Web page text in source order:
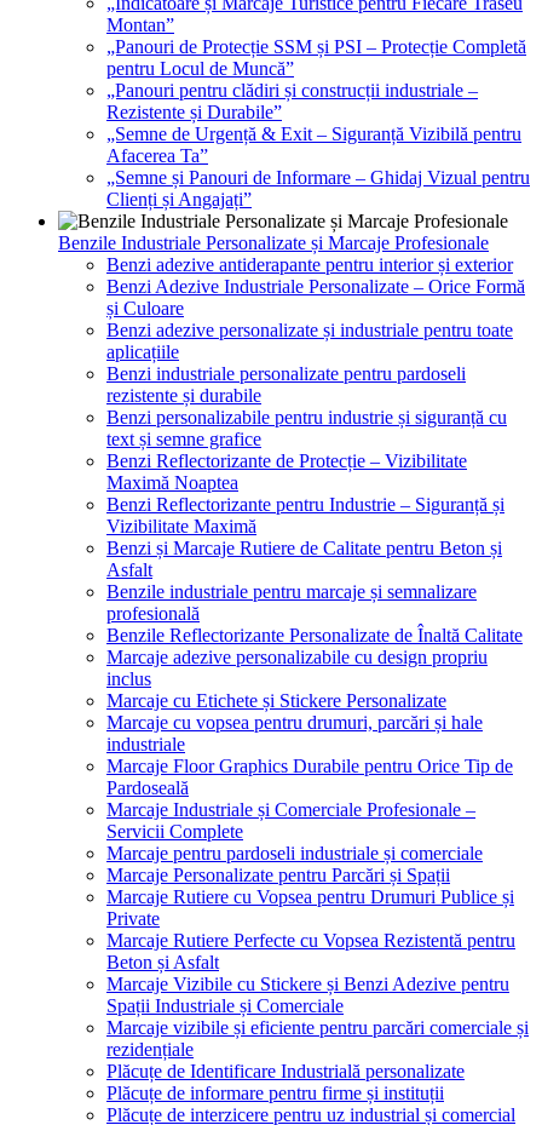
Montan”
„Panouri de Protecție SSM și PSI – Protecție Completă
pentru Locul de Muncă”
„Panouri pentru clădiri și construcții industriale –
Rezistente și Durabile”
„Semne de Urgență & Exit – Siguranță Vizibilă pentru
Afacerea Ta”
„Semne și Panouri de Informare – Ghidaj Vizual pentru
Clienți și Angajați”
Benzile Industriale Personalizate și Marcaje Profesionale
Benzi adezive antiderapante pentru interior și exterior
Benzi Adezive Industriale Personalizate – Orice Formă
și Culoare
Benzi adezive personalizate și industriale pentru toate
aplicațiile
Benzi industriale personalizate pentru pardoseli
rezistente și durabile
Benzi personalizabile pentru industrie și siguranță cu
text și semne grafice
Benzi Reflectorizante de Protecție – Vizibilitate
Maximă Noaptea
Benzi Reflectorizante pentru Industrie – Siguranță și
Vizibilitate Maximă
Benzi și Marcaje Rutiere de Calitate pentru Beton și
Asfalt
Benzile industriale pentru marcaje și semnalizare
profesională
Benzile Reflectorizante Personalizate de Înaltă Calitate
Marcaje adezive personalizabile cu design propriu
inclus
Marcaje cu Etichete și Stickere Personalizate
Marcaje cu vopsea pentru drumuri, parcări și hale
industriale
Marcaje Floor Graphics Durabile pentru Orice Tip de
Pardoseală
Marcaje Industriale și Comerciale Profesionale –
Servicii Complete
Marcaje pentru pardoseli industriale și comerciale
Marcaje Personalizate pentru Parcări și Spații
Marcaje Rutiere cu Vopsea pentru Drumuri Publice și
Private
Marcaje Rutiere Perfecte cu Vopsea Rezistentă pentru
Beton și Asfalt
Marcaje Vizibile cu Stickere și Benzi Adezive pentru
Spații Industriale și Comerciale
Marcaje vizibile și eficiente pentru parcări comerciale și
rezidențiale
Plăcuțe de Identificare Industrială personalizate
Plăcuțe de informare pentru firme și instituții
Plăcuțe de interzicere pentru uz industrial și comercial